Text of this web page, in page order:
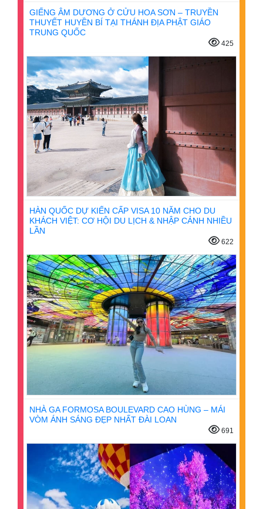
GIẾNG ÂM DƯƠNG Ở CỬU HOA SƠN – TRUYỀN
THUYẾT HUYỀN BÍ TẠI THÁNH ĐỊA PHẬT GIÁO
TRUNG QUỐC
425
HÀN QUỐC DỰ KIẾN CẤP VISA 10 NĂM CHO DU
KHÁCH VIỆT: CƠ HỘI DU LỊCH & NHẬP CẢNH NHIỀU
LẦN
622
NHÀ GA FORMOSA BOULEVARD CAO HÙNG – MÁI
VÒM ÁNH SÁNG ĐẸP NHẤT ĐÀI LOAN
691